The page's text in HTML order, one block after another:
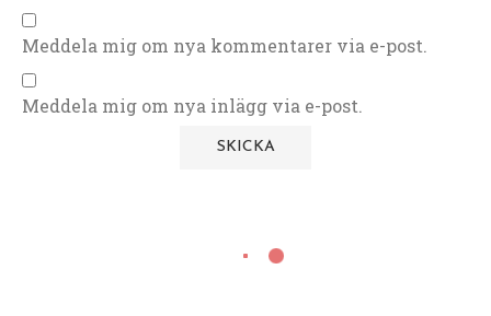
Meddela mig om nya kommentarer via e-post.
Meddela mig om nya inlägg via e-post.